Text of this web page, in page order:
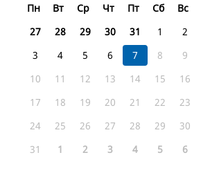
Пн
Вт Ср Чт Пт Сб
Вс
27
28 29 30 31 1
2
3
4 5 6 7 8
9
10
11 12 13 14 15
16
17
18 19 20 21 22
23
24
25 26 27 28 29
30
31
1 2 3 4 5 6